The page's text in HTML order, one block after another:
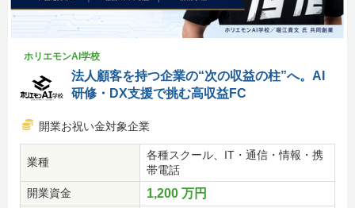
ホリエモンAI学校
法人顧客を持つ企業の“次の収益の柱”へ。AI
研修・DX支援で挑む高収益FC
開業お祝い金対象企業
業種
各種スクール、IT・通信・情報・携
帯電話
開業資金
1,200 万円